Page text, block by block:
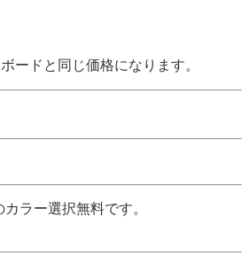
ードと同じ価格になります。
ラー選択無料です。